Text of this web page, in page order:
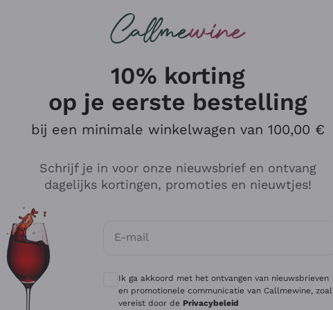
Antinori
Ca' del Bosco
Gavi
10% korting
op je eerste bestelling
bij een minimale winkelwagen van 100,00 €
Schrijf je in voor onze nieuwsbrief en ontvang
dagelijks kortingen, promoties en nieuwtjes!
E-mail
Optionele toestemmingen om
Ik ga akkoord met het ontvangen van nieuwsbrieven
en promotionele communicatie van Callmewine,
vereist door de Privacybeleid